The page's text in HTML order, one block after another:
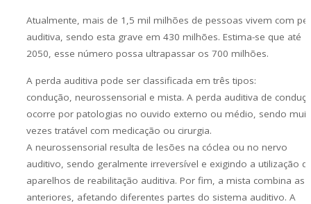
Atualmente, mais de 1,5 mil milhões de pessoas vivem com
auditiva, sendo esta grave em 430 milhões. Estima-se que até
2050, esse número possa ultrapassar os 700 milhões.
A perda auditiva pode ser classificada em três tipos:
condução, neurossensorial e mista. A perda auditiva de
ocorre por patologias no ouvido externo ou médio, sendo
vezes tratável com medicação ou cirurgia.
A neurossensorial resulta de lesões na cóclea ou no nervo
auditivo, sendo geralmente irreversível e exigindo a utilização
aparelhos de reabilitação auditiva. Por fim, a mista combina as
anteriores, afetando diferentes partes do sistema auditivo. A